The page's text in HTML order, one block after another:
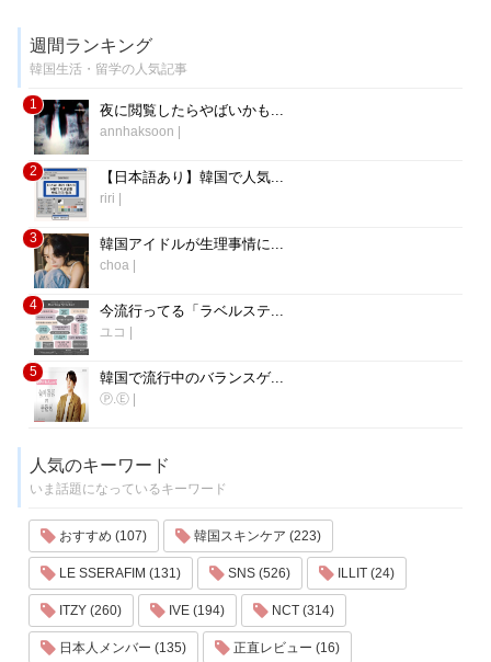
週間ランキング
韓国生活・留学の人気記事
1 夜に閲覧したらやばいかも...
annhaksoon
2 【日本語あり】韓国で人気...
riri
3 韓国アイドルが生理事情に...
choa
4 今流行ってる「ラベルステ...
ユコ
5 韓国で流行中のバランスゲ...
Ⓟ.Ⓔ
人気のキーワード
いま話題になっているキーワード
おすすめ (107) 韓国スキンケア (223)
LE SSERAFIM (131) SNS (526) ILLIT (24)
ITZY (260) IVE (194) NCT (314)
日本人メンバー (135) 正直レビュー (16)